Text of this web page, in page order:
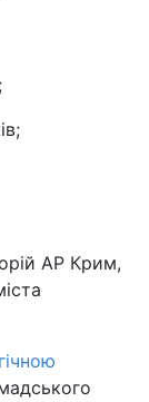
АР Крим,